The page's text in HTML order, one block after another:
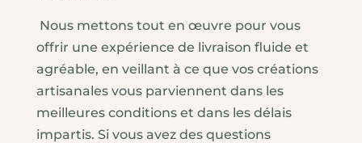
Nous mettons tout en œuvre pour vous
offrir une expérience de livraison fluide et
agréable, en veillant à ce que vos créations
artisanales vous parviennent dans les
meilleures conditions et dans les délais
impartis. Si vous avez des questions